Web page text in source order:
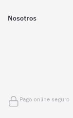
Nosotros
Pago online seguro